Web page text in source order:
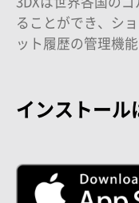
ることができ、シ
ット履歴の管理機
インストール